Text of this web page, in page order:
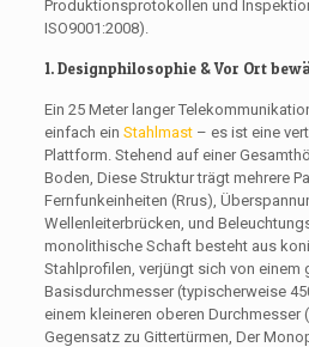
Produktionsprotokollen und
ISO9001:2008).
1. Designphilosophie & Vor Ort
Ein 25 Meter langer
einfach ein Stahlmast– es ist eine
Plattform. Stehend auf einer
Boden, Diese Struktur trägt mehrere
Fernfunkeinheiten (Rrus),
Wellenleiterbrücken, und
monolithische Schaft besteht aus
Stahlprofilen, verjüngt sich von einem
Basisdurchmesser (typischerweise
einem kleineren oberen Durchmesser
Gegensatz zu Gittertürmen, Der